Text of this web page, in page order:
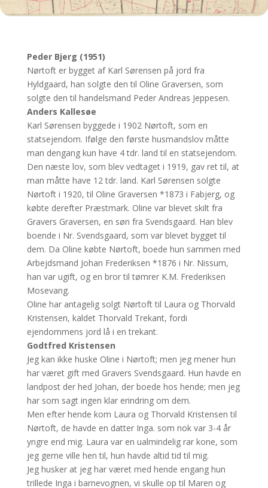
Peder Bjerg (1951)
Nørtoft er bygget af Karl Sørensen på jord fra
Hyldgaard, han solgte den til Oline Graversen, som
solgte den til handelsmand Peder Andreas Jeppesen.
Anders Kallesøe
Karl Sørensen byggede i 1902 Nørtoft, som en
statsejendom. Ifølge den første husmandslov måtte
man dengang kun have 4 tdr. land til en statsejendom.
Den næste lov, som blev vedtaget i 1919, gav ret til, at
man måtte have 12 tdr. land. Karl Sørensen solgte
Nørtoft i 1920, til Oline Graversen *1873 i Fabjerg, og
købte derefter Præstmark. Oline var blevet skilt fra
Gravers Graversen, en søn fra Svendsgaard. Han blev
boende i Nr. Svendsgaard, som var blevet bygget til
dem. Da Oline købte Nørtoft, boede hun sammen med
Arbejdsmand Johan Frederiksen *1876 i Nr. Nissum,
han var ugift, og en bror til tømrer K.M. Frederiksen
Mosevang.
Oline har antagelig solgt Nørtoft til Laura og Thorvald
Kristensen, kaldet Thorvald Trekant, fordi
ejendommens jord lå i en trekant.
Godtfred Kristensen
Jeg kan ikke huske Oline i Nørtoft; men jeg mener hun
har været gift med Gravers Svendsgaard. Hun havde en
landpost der hed Johan, der boede hos hende; men jeg
har som sagt ingen klar erindring om dem.
Men efter hende kom Laura og Thorvald Kristensen til
Nørtoft, de havde en datter Inga. som nok var 3-4 år
yngre end mig. Laura var en ualmindelig rar kone, som
jeg gerne ville hen til, hun havde altid tid til mig.
Jeg husker at jeg har været med hende engang hun
trillede Inga i barnevognen, vi skulle op til Maren og